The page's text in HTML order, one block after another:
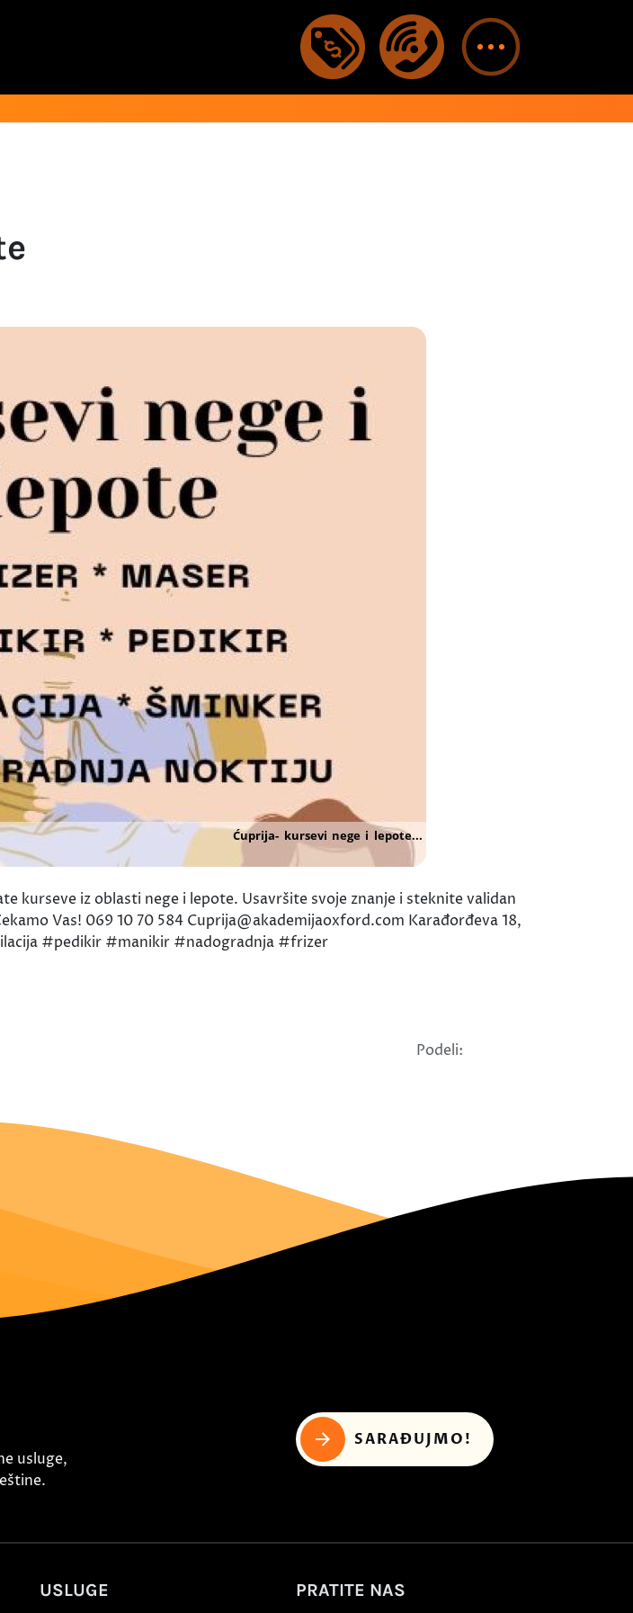
kurseve iz oblasti nege i lepote. Usavršite svoje znanje i steknite validan
Vas! 069 10 70 584 Cuprija@akademijaoxford.com Karađorđeva 18,
#pedikir #manikir #nadogradnja #frizer
Podeli:
usluge,
SARAĐUJMO!
USLUGE PRATITE NAS